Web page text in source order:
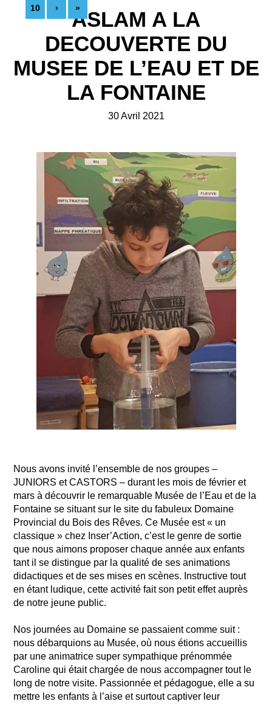
ASLAM A LA
DECOUVERTE DU
MUSEE DE L’EAU ET DE
LA FONTAINE
30 Avril 2021
Nous avons invité l’ensemble de nos groupes –
JUNIORS et CASTORS – durant les mois de février et
mars à découvrir le remarquable Musée de l’Eau et de la
Fontaine se situant sur le site du fabuleux Domaine
Provincial du Bois des Rêves. Ce Musée est « un
classique » chez Inser’Action, c’est le genre de sortie
que nous aimons proposer chaque année aux enfants
tant il se distingue par la qualité de ses animations
didactiques et de ses mises en scènes. Instructive tout
en étant ludique, cette activité fait son petit effet auprès
de notre jeune public.
Nos journées au Domaine se passaient comme suit :
nous débarquions au Musée, où nous étions accueillis
par une animatrice super sympathique prénommée
Caroline qui était chargée de nous accompagner tout le
long de notre visite. Passionnée et pédagogue, elle a su
mettre les enfants à l’aise et surtout captiver leur
10 › »